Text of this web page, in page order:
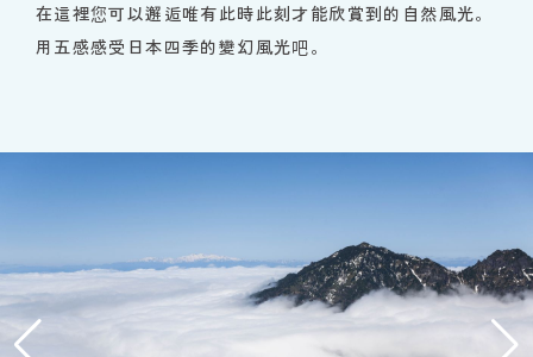
在這裡您可以邂逅唯有此時此刻才能欣賞到的自然風光。
用五感感受日本四季的變幻風光吧。